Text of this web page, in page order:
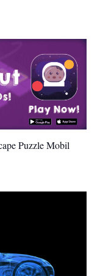
Puzzle Mobil